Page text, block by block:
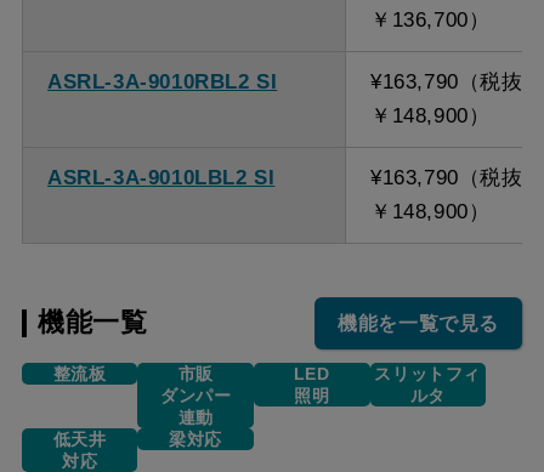
￥136,700）
ASRL-3A-9010RBL2 SI
¥163,790（税抜
￥148,900）
ASRL-3A-9010LBL2 SI
¥163,790（税抜
￥148,900）
機能一覧 機能を一覧で見る
整流板
市販
ダンパー
連動
LED
照明
スリットフィ
ルタ
低天井
対応
梁対応